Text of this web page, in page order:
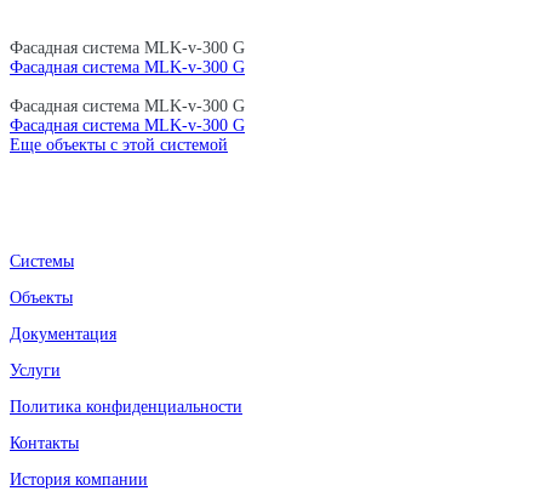
Фасадная система MLK-v-300 G
Фасадная система MLK-v-300 G
Фасадная система MLK-v-300 G
Фасадная система MLK-v-300 G
Еще объекты с этой системой
Системы
Объекты
Документация
Услуги
Политика конфиденциальности
Контакты
История компании